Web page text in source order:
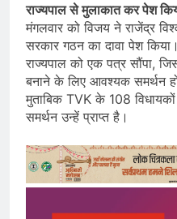
राज्यपाल से मुलाकात कर पेश
मंगलवार को विजय ने राजेंद्र
सरकार गठन का दावा पेश
राज्यपाल को एक पत्र सौंपा,
बनाने के लिए आवश्यक समर्थन
मुताबिक TVK के 108
समर्थन उन्हें प्राप्त है।